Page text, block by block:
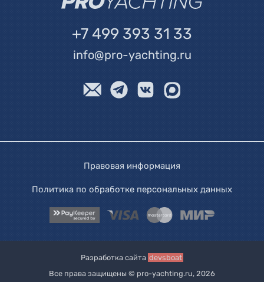
+7 499 393 31 33
info@pro-yachting.ru
Правовая информация
Политика по обработке персональных данных
Разработка сайта devsboat
Все права защищены © pro-yachting.ru, 2026